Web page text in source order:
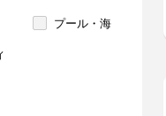
プール・海